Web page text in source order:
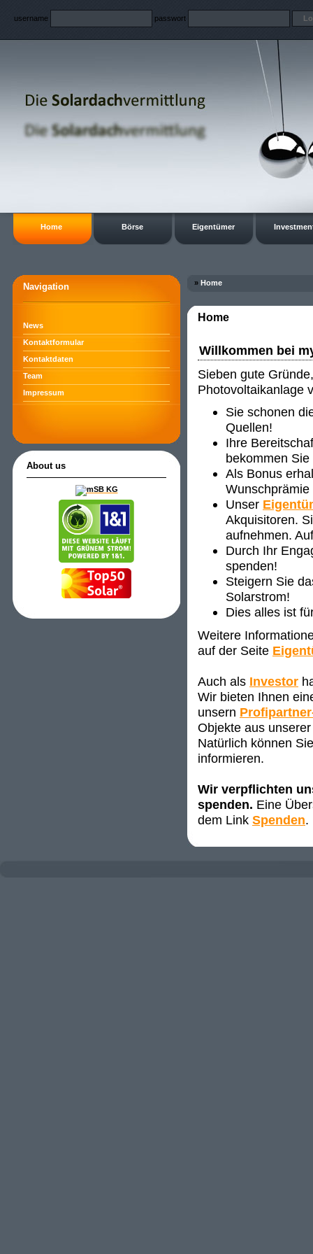
username passwort
Home Börse Eigentümer
Navigation
News
Kontaktformular
Kontaktdaten
Team
Impressum
About us
» Home
Home
Willkommen bei
Sieben gute
Photovoltaikanlage
Sie schonen
Quellen!
Ihre
bekommen
Als Bonus
Unser
Akquisitoren.
aufnehmen.
Durch Ihr
spenden!
Steigern Sie
Solarstrom!
Dies alles ist
Weitere
auf der Seite
Auch als Investor
Wir bieten Ihnen
unsern
Objekte aus
Natürlich können
informieren.
Wir verpflichten
spenden. Eine
dem Link Spenden.